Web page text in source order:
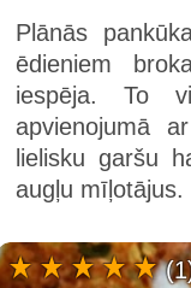
Plānās
ēdieniem
iespēja. To
apvienojumā
lielisku garšu
augļu mīļotājus.